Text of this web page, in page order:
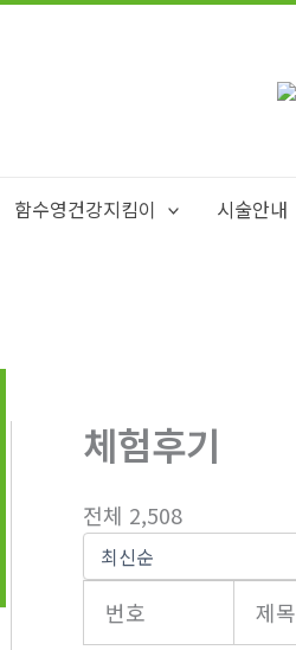
함수영건강지킴이 시술안내
체험후기
전체 2,508
번호 제목